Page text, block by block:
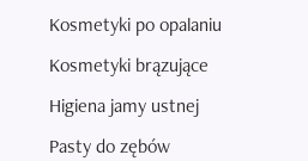
Kosmetyki po opalaniu
Kosmetyki brązujące
Higiena jamy ustnej
Pasty do zębów